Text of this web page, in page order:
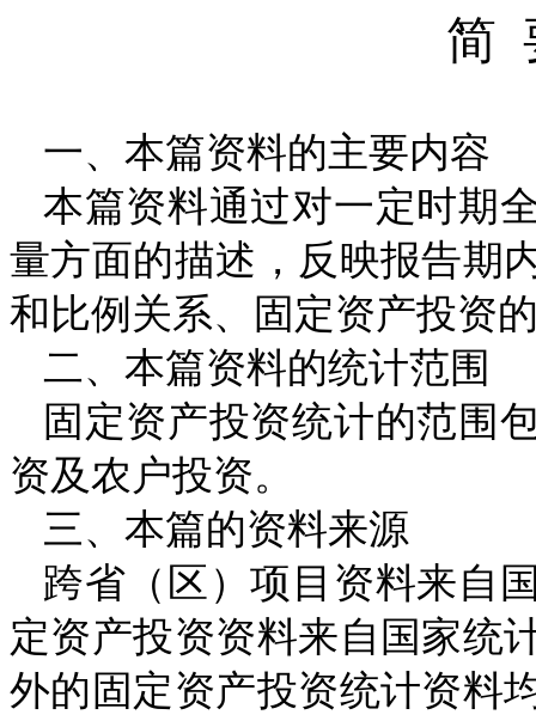
简
一、本篇资料的主要内容
本篇资料通过对一定时期
量方面的描述，反映报告期
和比例关系、固定资产投资
二、本篇资料的统计范围
固定资产投资统计的范围
资及农户投资。
三、本篇的资料来源
跨省（区）项目资料来自
定资产投资资料来自国家统
外的固定资产投资统计资料